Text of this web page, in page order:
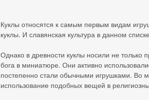
Куклы относятся к самым первым видам
куклы. И славянская культура в данном
Однако в древности куклы носили не только
бога в миниатюре. Они активно
постепенно стали обычными игрушками. Во
использование подобных вещей в